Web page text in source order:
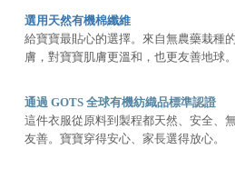
選用天然有機棉纖維
給寶寶最貼心的選擇。來自無農藥栽種
膚，對寶寶肌膚更溫和，也更友善地球。
通過 GOTS 全球有機紡織品標準認證
這件衣服從原料到製程都天然、安全、
友善。寶寶穿得安心、家長選得放心。